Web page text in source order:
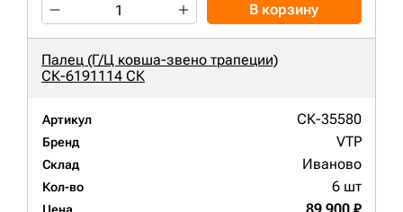
В корзину
Палец (Г/Ц ковша-звено трапеции)
СК-6191114 СК
Артикул СК-35580
Бренд VTP
Склад Иваново
Кол-во 6 шт